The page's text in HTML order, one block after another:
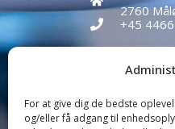
For at give dig de bedste
og/eller få adgang til
2760
+45